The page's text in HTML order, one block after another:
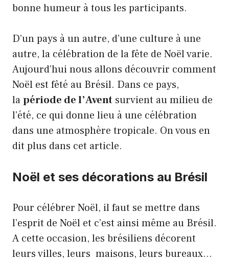
bonne humeur à tous les participants.
D’un pays à un autre, d’une culture à une
autre, la célébration de la fête de Noël varie.
Aujourd’hui nous allons découvrir comment
Noël est fêté au Brésil. Dans ce pays,
lapériode de l’Avent survient au milieu de
l’été, ce qui donne lieu à une célébration
dans une atmosphère tropicale. On vous en
dit plus dans cet article.
Noël et ses décorations au Brésil
Pour célébrer Noël, il faut se mettre dans
l’esprit de Noël et c’est ainsi même au Brésil.
A cette occasion, les brésiliens décorent
leurs villes, leurs maisons, leurs bureaux…